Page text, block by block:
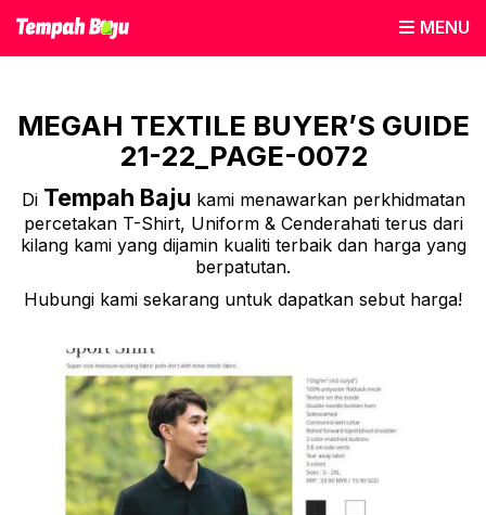
MENU
MEGAH TEXTILE BUYER’S GUIDE
21-22_PAGE-0072
Di Tempah Baju kami menawarkan perkhidmatan
percetakan T-Shirt, Uniform & Cenderahati terus dari
kilang kami yang dijamin kualiti terbaik dan harga yang
berpatutan.
Hubungi kami sekarang untuk dapatkan sebut harga!